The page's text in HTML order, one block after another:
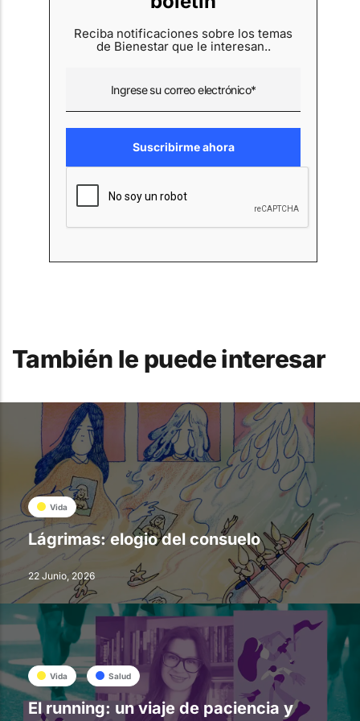
Reciba notificaciones sobre los temas
de Bienestar que le interesan..
También le puede interesar
Vida
Lágrimas: elogio del consuelo
22 Junio, 2026
Vida Salud
El running: un viaje de paciencia y